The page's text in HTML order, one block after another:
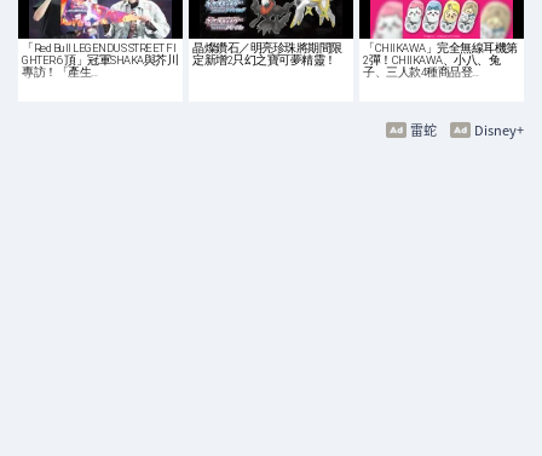
「Red Bull LEGENDUS STREET FI
GHTER 6 頂」冠軍SHAKA與芥川
專訪！「產生…
晶燦鑽石／明亮珍珠將期間限
定新增2只幻之寶可夢精靈！
「CHIIKAWA」完全無線耳機第
2彈！CHIIKAWA、小八、兔
子、三人款4種商品登…
Disney+
雷蛇